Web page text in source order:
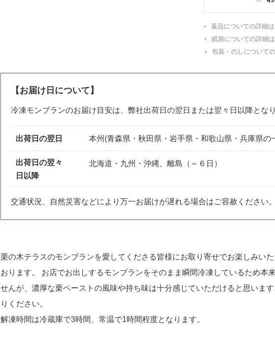
返品についての詳細
紙袋についての詳細
包装・のしについて
【お届け日について】
冷凍モンブランのお届け目安は、弊社出荷日の翌日または翌々日以降となり
出荷日の翌日 本州(青森県・秋田県・岩手県・和歌山県・兵庫県の
出荷日の翌々
日以降
北海道・九州・沖縄、離島（～６日）
交通状況、自然災害などにより万一お届けが遅れる場合はご容赦ください。
栗の木テラスのモンブランを愛してくださる皆様にお取り寄せでお楽しみい
おります。 お店でお出しするモンブランをそのまま瞬間冷凍しているため本
せんが、濃厚な栗ペーストの風味や持ち味は十分感じていただけると思いま
りください。
解凍時間は冷蔵庫で3時間、常温で1時間程度となります。